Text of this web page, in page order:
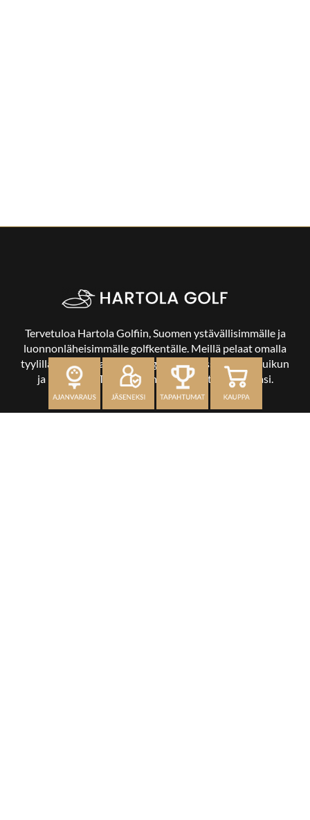
Tervetuloa Hartola Golfiin, Suomen ystävällisimmälle ja
luonnonläheisimmälle golfkentälle. Meillä pelaat omalla
tyylilläsi ja tasollasi – ja bongaat halutessasi vaikka uikun
ja kuikankin. Tärkeintä on, että nautit vierailustasi.